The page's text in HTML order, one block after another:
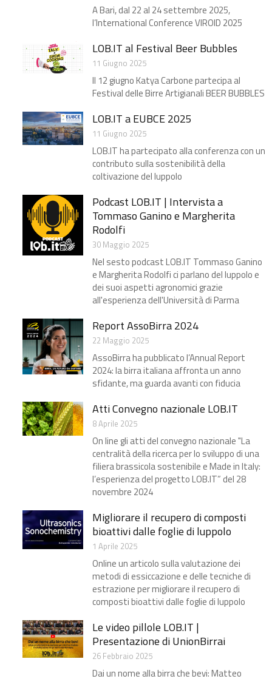
A Bari, dal 22 al 24 settembre 2025,
l’International Conference VIROID 2025
LOB.IT al Festival Beer Bubbles
11 Giugno 2025
Il 12 giugno Katya Carbone partecipa al
Festival delle Birre Artigianali BEER BUBBLES
LOB.IT a EUBCE 2025​
11 Giugno 2025
LOB.IT ha partecipato alla conferenza con un
contributo sulla sostenibilità della
coltivazione del luppolo
Podcast LOB.IT | Intervista a
Tommaso Ganino e Margherita
Rodolfi
30 Maggio 2025
Nel sesto podcast LOB.IT Tommaso Ganino
e Margherita Rodolfi ci parlano del luppolo e
dei suoi aspetti agronomici grazie
all'esperienza dell'Università di Parma
Report AssoBirra 2024
22 Maggio 2025
AssoBirra ha pubblicato l’Annual Report
2024: la birra italiana affronta un anno
sfidante, ma guarda avanti con fiducia
Atti Convegno nazionale LOB.IT
8 Aprile 2025
On line gli atti del convegno nazionale "La
centralità della ricerca per lo sviluppo di una
filiera brassicola sostenibile e Made in Italy:
l’esperienza del progetto LOB.IT” del 28
novembre 2024
Migliorare il recupero di composti
bioattivi dalle foglie di luppolo
1 Aprile 2025
Online un articolo sulla valutazione dei
metodi di essiccazione e delle tecniche di
estrazione per migliorare il recupero di
composti bioattivi dalle foglie di luppolo
Le video pillole LOB.IT |
Presentazione di UnionBirrai
26 Febbraio 2025
Dai un nome alla birra che bevi: Matteo